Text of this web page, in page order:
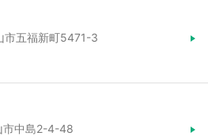
五福新町5471-3
市中島2-4-48